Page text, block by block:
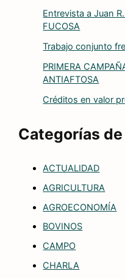
Entrevista a Juan
FUCOSA
Trabajo conjunto
PRIMERA
ANTIAFTOSA
Créditos en valor
Categorías
ACTUALIDAD
AGRICULTURA
AGROECONOMÍA
BOVINOS
CAMPO
CHARLA